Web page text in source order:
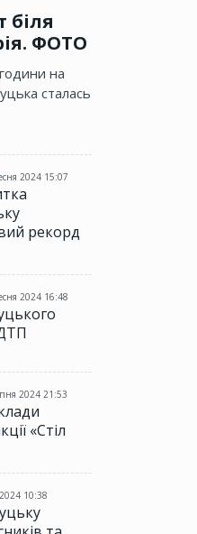
біля
ФОТО
на
сталась
2024 15:07
рекорд
2024 16:48
2024 21:53
«Стіл
10:38